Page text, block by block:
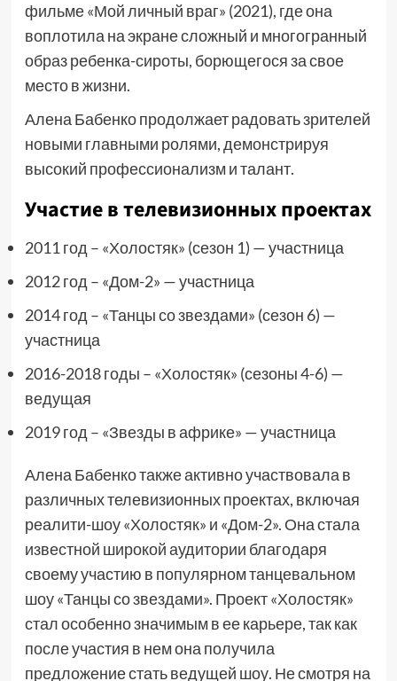
фильме «Мой личный враг» (2021), где она
воплотила на экране сложный и многогранный
образ ребенка-сироты, борющегося за свое
место в жизни.
Алена Бабенко продолжает радовать зрителей
новыми главными ролями, демонстрируя
высокий профессионализм и талант.
Участие в телевизионных проектах
2011 год – «Холостяк» (сезон 1) — участница
2012 год – «Дом-2» — участница
2014 год – «Танцы со звездами» (сезон 6) —
участница
2016-2018 годы – «Холостяк» (сезоны 4-6) —
ведущая
2019 год – «Звезды в африке» — участница
Алена Бабенко также активно участвовала в
различных телевизионных проектах, включая
реалити-шоу «Холостяк» и «Дом-2». Она стала
известной широкой аудитории благодаря
своему участию в популярном танцевальном
шоу «Танцы со звездами». Проект «Холостяк»
стал особенно значимым в ее карьере, так как
после участия в нем она получила
предложение стать ведущей шоу. Не смотря на